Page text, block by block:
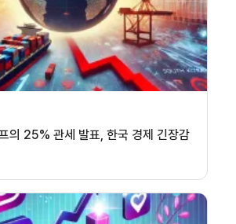
의 25% 관세 발표, 한국 경제 긴장감